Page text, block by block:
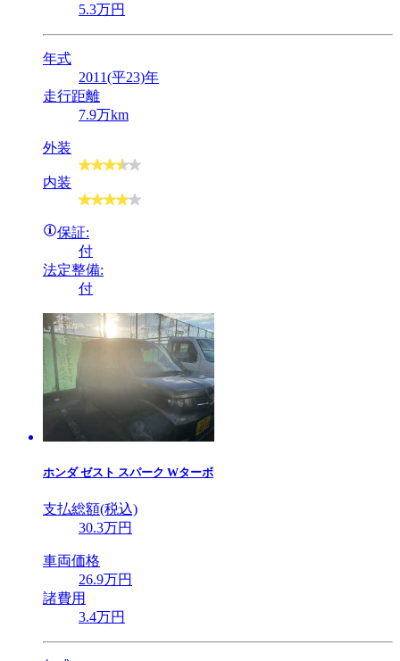
5.3万円
年式
2011(平23)年
走行距離
7.9万km
外装
内装
保証:
付
法定整備:
付
ホンダ ゼスト スパーク Wターボ
支払総額(税込)
30.3万円
車両価格
26.9万円
諸費用
3.4万円